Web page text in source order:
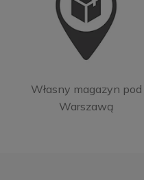
Własny magazyn pod
Warszawą